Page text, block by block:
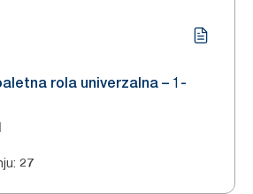
rola univerzalna – 1-
: 27